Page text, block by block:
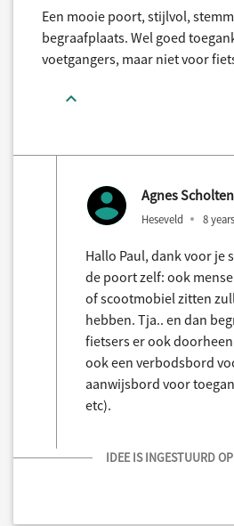
Een mooie poort, stijlvol,
begraafplaats. Wel goed
voetgangers, maar niet voor
Agnes Scholten
Heseveld 8
Hallo Paul, dank voor je
de poort zelf: ook
of scootmobiel zitten
hebben. Tja.. en dan
fietsers er ook
ook een verbodsbord
aanwijsbord voor
etc).
IDEE IS INGESTUURD